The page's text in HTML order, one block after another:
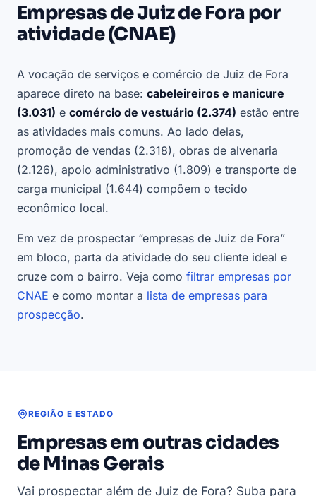
Empresas de Juiz de Fora por
atividade (CNAE)
A vocação de serviços e comércio de Juiz de Fora
aparece direto na base: cabeleireiros e manicure
(3.031) e comércio de vestuário (2.374) estão entre
as atividades mais comuns. Ao lado delas,
promoção de vendas (2.318), obras de alvenaria
(2.126), apoio administrativo (1.809) e transporte de
carga municipal (1.644) compõem o tecido
econômico local.
Em vez de prospectar “empresas de Juiz de Fora”
em bloco, parta da atividade do seu cliente ideal e
cruze com o bairro. Veja como filtrar empresas por
CNAE e como montar a lista de empresas para
prospecção.
REGIÃO E ESTADO
Empresas em outras cidades
de Minas Gerais
Vai prospectar além de Juiz de Fora? Suba para